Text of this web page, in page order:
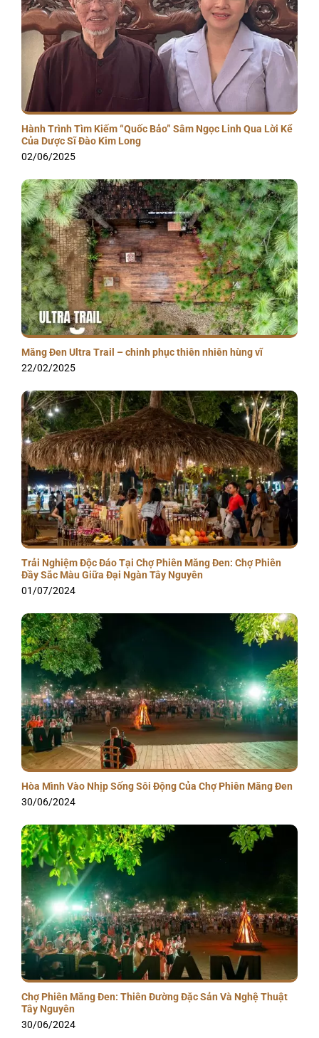
Hành Trình Tìm Kiếm “Quốc Bảo” Sâm Ngọc Linh Qua Lời Kể
Của Dược Sĩ Đào Kim Long
02/06/2025
Măng Đen Ultra Trail – chinh phục thiên nhiên hùng vĩ
22/02/2025
Trải Nghiệm Độc Đáo Tại Chợ Phiên Măng Đen: Chợ Phiên
Đầy Sắc Màu Giữa Đại Ngàn Tây Nguyên
01/07/2024
Hòa Mình Vào Nhịp Sống Sôi Động Của Chợ Phiên Măng Đen
30/06/2024
Chợ Phiên Măng Đen: Thiên Đường Đặc Sản Và Nghệ Thuật
Tây Nguyên
30/06/2024